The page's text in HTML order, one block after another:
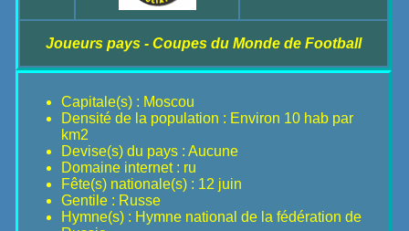
Joueurs pays - Coupes du Monde de Football
Capitale(s) : Moscou
Densité de la population : Environ 10 hab par
km2
Devise(s) du pays : Aucune
Domaine internet : ru
Fête(s) nationale(s) : 12 juin
Gentile : Russe
Hymne(s) : Hymne national de la fédération de